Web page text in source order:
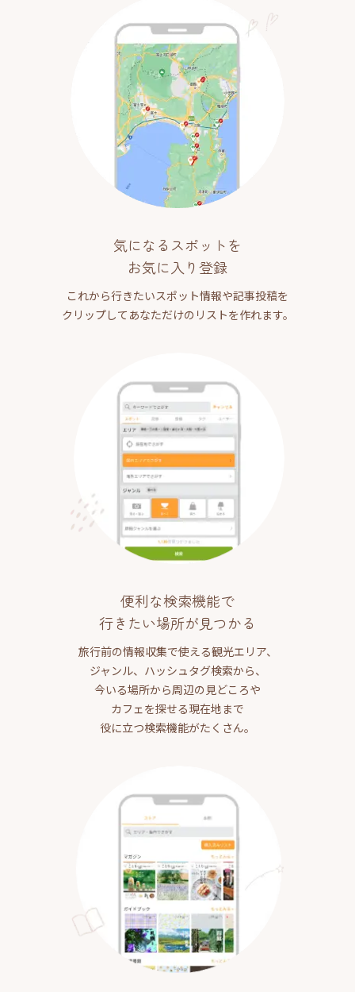
気になるスポットを
お気に入り登録
これから行きたいスポット情報や記事投稿を
クリップしてあなただけのリストを作れます。
便利な検索機能で
行きたい場所が見つかる
旅行前の情報収集で使える観光エリア、
ジャンル、ハッシュタグ検索から、
今いる場所から周辺の見どころや
カフェを探せる現在地まで
役に立つ検索機能がたくさん。